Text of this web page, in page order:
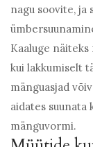
nagu soovite,
Kaaluge
kui lakkumiselt
mänguasjad
aidates suunata
mänguvormi.